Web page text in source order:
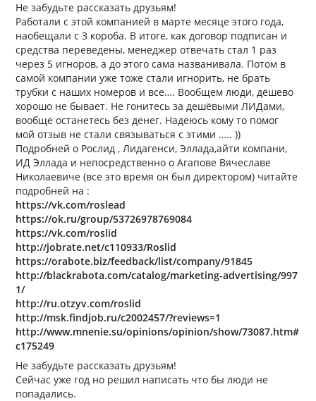
Не забудьте рассказать друзьям!
Работали с этой компанией в марте месяце этого года,
наобещали с 3 короба. В итоге, как договор подписан и
средства переведены, менеджер отвечать стал 1 раз
через 5 игноров, а до этого сама названивала. Потом в
самой компании уже тоже стали игнорить, не брать
трубки с наших номеров и все…. Вообщем люди, дёшево
хорошо не бывает. Не гонитесь за дешёвыми ЛИДами,
вообще останетесь без денег. Надеюсь кому то помог
мой отзыв не стали связываться с этими ….. ))
Подробней о Рослид , Лидагенси, Эллада,айти компани,
ИД Эллада и непосредственно о Агапове Вячеславе
Николаевиче (все это время он был директором) читайте
подробней на :
https://vk.com/roslead
https://ok.ru/group/53726978769084
https://vk.com/roslid
http://jobrate.net/c110933/Roslid
https://orabote.biz/feedback/list/company/91845
http://blackrabota.com/catalog/marketing-advertising/997
1/
http://ru.otzyv.com/roslid
http://msk.findjob.ru/c2002457/?reviews=1
http://www.mnenie.su/opinions/opinion/show/73087.htm#
c175249
Не забудьте рассказать друзьям!
Сейчас уже год но решил написать что бы люди не
попадались.